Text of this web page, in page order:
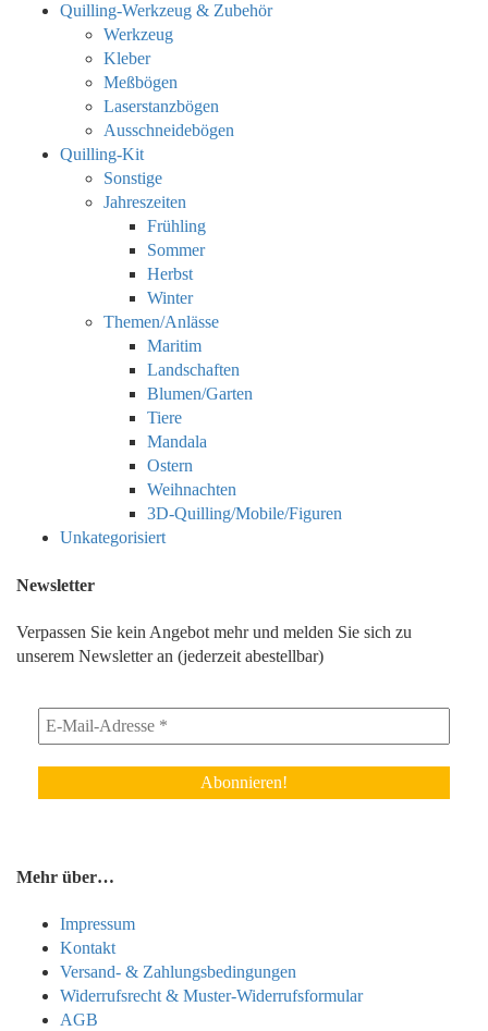
Quilling-Werkzeug & Zubehör
Werkzeug
Kleber
Meßbögen
Laserstanzbögen
Ausschneidebögen
Quilling-Kit
Sonstige
Jahreszeiten
Frühling
Sommer
Herbst
Winter
Themen/Anlässe
Maritim
Landschaften
Blumen/Garten
Tiere
Mandala
Ostern
Weihnachten
3D-Quilling/Mobile/Figuren
Unkategorisiert
Newsletter
Verpassen Sie kein Angebot mehr und melden Sie sich zu
unserem Newsletter an (jederzeit abestellbar)
Mehr über…
Impressum
Kontakt
Versand- & Zahlungsbedingungen
Widerrufsrecht & Muster-Widerrufsformular
AGB